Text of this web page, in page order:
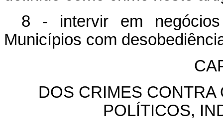
8 - intervir em
Municípios com
DOS CRIMES
POLÍTICOS,